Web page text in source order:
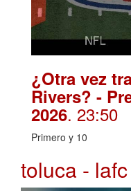
¿Otra vez
Rivers? -
2026. 23:50
Primero y 10
toluca - lafc